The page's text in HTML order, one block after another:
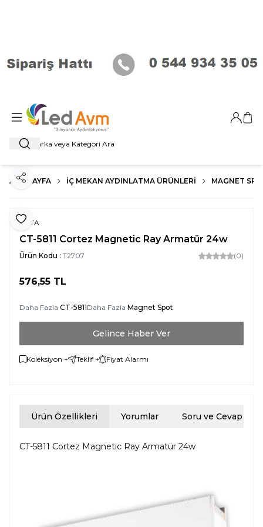
Ara
Giriş
ANA SAYFA İÇ MEKAN AYDINLATMA ÜRÜNLERI MAGNET
Favoriye Ekle
Paylaş
CATA
CT-5811 Cortez Magnetic Ray Armatür 24w
Ürün Kodu : T2707 (0)
576,55 TL
Daha Fazla CT-5811Daha Fazla Magnet Spot
Gelince Haber Ver
Koleksiyon + Teklif + Fiyat Alarmı
Ürün Özellikleri Yorumlar Soru ve Cevap
CT-5811 Cortez Magnetic Ray Armatür 24w